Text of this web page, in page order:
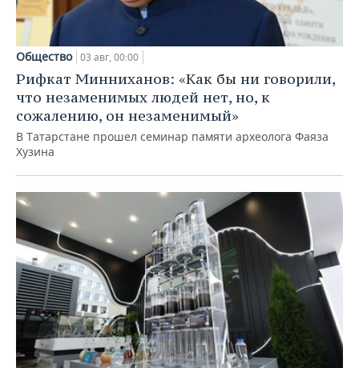
Общество 03 авг, 00:00
Рифкат Минниханов: «Как бы ни говорили,
что незаменимых людей нет, но, к
сожалению, он незаменимый»
В Татарстане прошел семинар памяти археолога Фаяза
Хузина